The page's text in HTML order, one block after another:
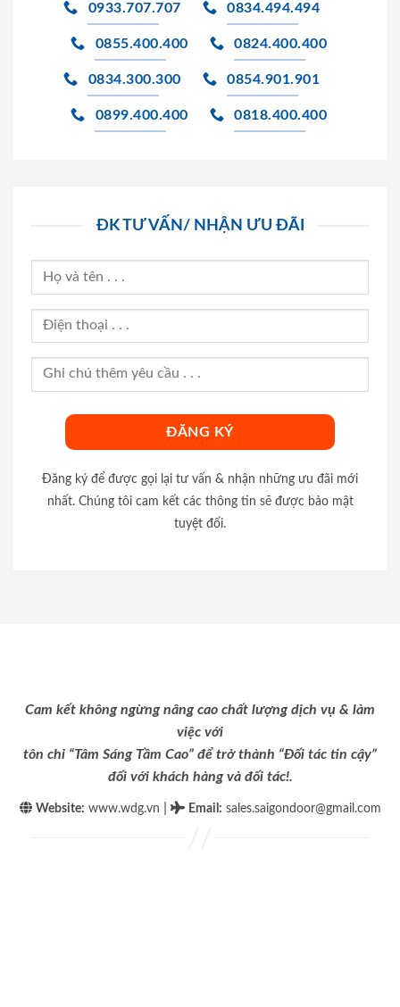
0933.707.707 0834.494.494
0855.400.400 0824.400.400
0834.300.300 0854.901.901
0899.400.400 0818.400.400
ĐK TƯ VẤN/ NHẬN ƯU ĐÃI
Đăng ký để được gọi lại tư vấn & nhận những ưu đãi mới
nhất. Chúng tôi cam kết các thông tin sẽ được bảo mật
tuyệt đối.
Cam kết không ngừng nâng cao chất lượng dịch vụ & làm
việc với
tôn chỉ “Tâm Sáng Tầm Cao” để trở thành “Đối tác tin cậy”
đối với khách hàng và đối tác!.
Website: www.wdg.vn Email : sales.saigondoor@gmail.com